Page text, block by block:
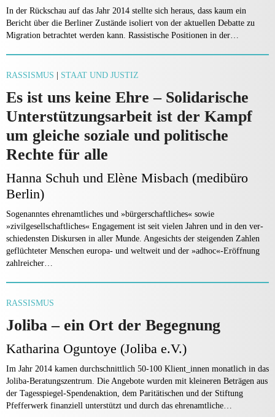
In der Rückschau auf das Jahr 2014 stellte sich heraus, dass kaum ein
Bericht über die Berliner Zustände isoliert von der aktuellen Debatte zu
Migration betrachtet werden kann. Rassistische Positionen in der…
RASSISMUS STAAT UND JUSTIZ
Es ist uns keine Ehre – Solidarische
Unterstützungsarbeit ist der Kampf
um gleiche soziale und politische
Rechte für alle
Hanna Schuh und Elène Misbach (medibüro
Berlin)
Sogenanntes ehrenamtliches und »bürgerschaftliches« sowie
»zivilgesellschaftliches« Engagement ist seit vielen Jahren und in den ver­
schiedensten Diskursen in aller Munde. Angesichts der stei­genden Zahlen
geflüchteter Menschen europa- und weltweit und der »adhoc«-Eröffnung
zahlreicher…
RASSISMUS
Joliba – ein Ort der Begegnung
Katharina Oguntoye (Joliba e.V.)
Im Jahr 2014 kamen durchschnittlich 50-100 Klient_innen monatlich in das
Joliba-Beratungszentrum. Die An­gebote wurden mit kleineren Beträgen aus
der Tagesspie­gel-Spendenaktion, dem Paritätischen und der Stiftung
Pfefferwerk finanziell unterstützt und durch das ehren­amtliche…